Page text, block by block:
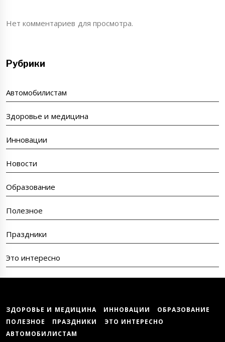
Нет комментариев для просмотра.
Рубрики
Автомобилистам
Здоровье и медицина
Инновации
Новости
Образование
Полезное
Праздники
Это интересно
ЗДОРОВЬЕ И МЕДИЦИНА ИННОВАЦИИ
ОБРАЗОВАНИЕ
ПОЛЕЗНОЕ
ПРАЗДНИКИ
ЭТО ИНТЕРЕСНО
АВТОМОБИЛИСТАМ